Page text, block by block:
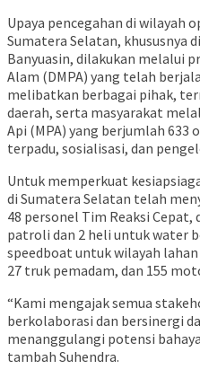
Upaya pencegahan di wilayah
Sumatera Selatan, khususnya
Banyuasin, dilakukan melalui
Alam (DMPA) yang telah
melibatkan berbagai pihak,
daerah, serta masyarakat
Api (MPA) yang berjumlah
terpadu, sosialisasi, dan
Untuk memperkuat
di Sumatera Selatan telah
48 personel Tim Reaksi
patroli dan 2 heli untuk water
speedboat untuk wilayah
27 truk pemadam, dan 155
“Kami mengajak semua
berkolaborasi dan bersinergi
menanggulangi potensi
tambah Suhendra.